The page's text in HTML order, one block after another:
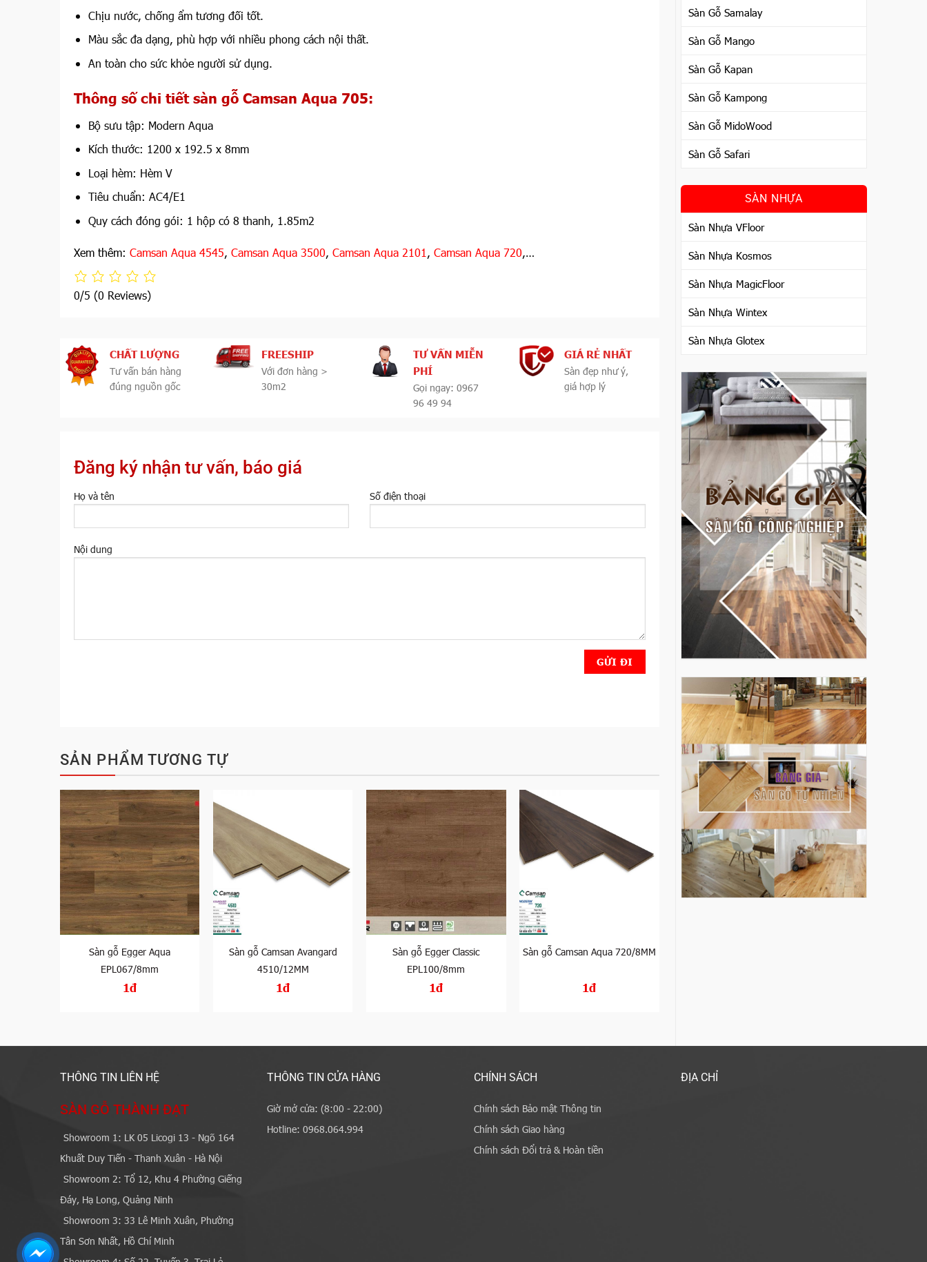
Sàn Gỗ Samalay
Sàn Gỗ Mango
Sàn Gỗ Kapan
Sàn Gỗ Kampong
Sàn Gỗ MidoWood
Sàn Gỗ Safari
SÀN NHỰA
Sàn Nhựa VFloor
Sàn Nhựa Kosmos
Sàn Nhựa MagicFloor
Sàn Nhựa Wintex
Sàn Nhựa Glotex
Chịu nước, chống ẩm tương đối tốt.
Màu sắc đa dạng, phù hợp với nhiều phong cách nội thất.
An toàn cho sức khỏe người sử dụng.
Thông số chi tiết sàn gỗ Camsan Aqua 705:
Bộ sưu tập: Modern Aqua
Kích thước: 1200 x 192.5 x 8mm
Loại hèm: Hèm V
Tiêu chuẩn: AC4/E1
Quy cách đóng gói: 1 hộp có 8 thanh, 1.85m2
Xem thêm: Camsan Aqua 4545, Camsan Aqua 3500, Camsan Aqua 2101, Camsan Aqua 720,…
0/5 (0 Reviews)
CHẤT LƯỢNG
Tư vấn bán hàng
đúng nguồn gốc
FREESHIP
Với đơn hàng >
30m2
TƯ VẤN MIỄN
PHÍ
Gọi ngay: 0967
96 49 94
GIÁ RẺ NHẤT
Sàn đẹp như ý,
giá hợp lý
Đăng ký nhận tư vấn, báo giá
Họ và tên Số điện thoại
Nội dung
SẢN PHẨM TƯƠNG TỰ
Sàn gỗ Egger Aqua
EPL067/8mm
1đ
Sàn gỗ Camsan Avangard
4510/12MM
1đ
Sàn gỗ Egger Classic
EPL100/8mm
1đ
Sàn gỗ Camsan Aqua 720/8MM
1đ
THÔNG TIN LIÊN HỆ
SÀN GỖ THÀNH ĐẠT
Showroom 1: LK 05 Licogi 13 - Ngõ 164
Khuất Duy Tiến - Thanh Xuân - Hà Nội
Showroom 2: Tổ 12, Khu 4 Phường Giếng
Đáy, Hạ Long, Quảng Ninh
Showroom 3: 33 Lê Minh Xuân, Phường
Tân Sơn Nhất, Hồ Chí Minh
THÔNG TIN CỬA HÀNG
Giờ mở cửa: (8:00 - 22:00)
Hotline: 0968.064.994
CHÍNH SÁCH
Chính sách Bảo mật Thông tin
Chính sách Giao hàng
Chính sách Đổi trả & Hoàn tiền
ĐỊA CHỈ